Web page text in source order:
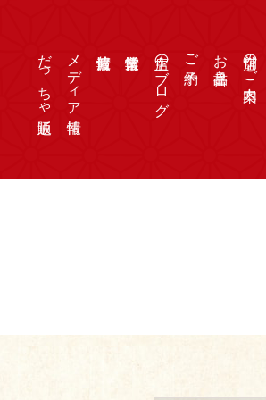
店舗のご案内
お品書き
ご予約
店主のブログ
メディア情報
だっちゃ通販